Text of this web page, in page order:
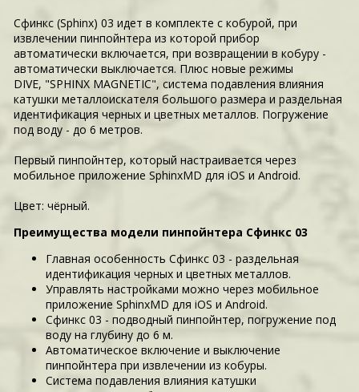
Сфинкс (Sphinx) 03 идет в комплекте с кобурой, при
извлечении пинпойнтера из которой прибор
автоматически включается, при возвращении в кобуру -
автоматически выключается. Плюс новые режимы
DIVE, "SPHINX MAGNETIC", система подавления влияния
катушки металлоискателя большого размера и раздельная
идентификация черных и цветных металлов. Погружение
под воду - до 6 метров.
Первый пинпойнтер, который настраивается через
мобильное приложение SphinxMD для iOS и Android.
Цвет: чёрный.
Преимущества модели пинпойнтера Сфинкс 03
Главная особенность Сфинкс 03 - раздельная
идентификация черных и цветных металлов.
Управлять настройками можно через мобильное
приложение SphinxMD для iOS и Android.
Сфинкс 03 - подводный пинпойнтер, погружение под
воду на глубину до 6 м.
Автоматическое включение и выключение
пинпойнтера при извлечении из кобуры.
Система подавления влияния катушки